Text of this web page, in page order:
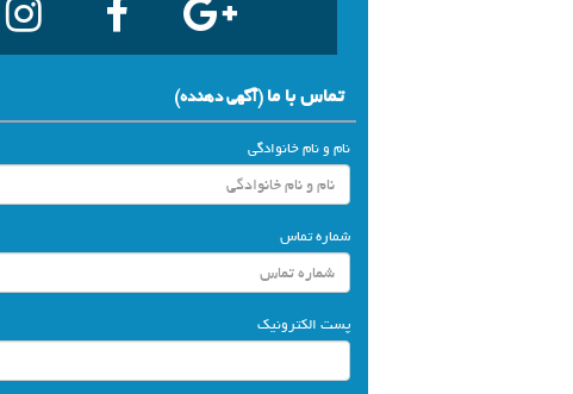
تماس با ما(آگهي دهنده)
نام و نام خانوادگی
شماره تماس
پست الکترونیک